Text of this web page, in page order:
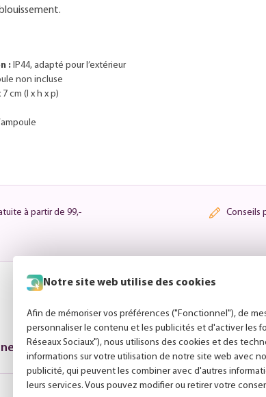
: IP44, adapté pour l’extérieur
non incluse
7 cm (l x h x p)
à partir de 99,- Conseils
un article ?
Notre site web utilise des cookies
Afin de mémoriser vos préférences ("Fonctionnel"), de
personnaliser le contenu et les publicités et d'activer les
Réseaux Sociaux"), nous utilisons des cookies et des
informations sur votre utilisation de notre site web avec
publicité, qui peuvent les combiner avec d'autres
leurs services. Vous pouvez modifier ou retirer votre